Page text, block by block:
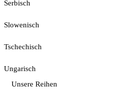
Serbisch
Slowenisch
Tschechisch
Ungarisch
Unsere Reihen